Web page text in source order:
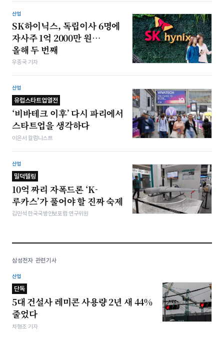
산업
SK하이닉스, 독립이사 6명에
자사주 1억 2000만 원…
올해 두 번째
우종국 기자
산업
유럽스타트업열전
‘비바테크 이후’ 다시 파리에서
스타트업을 생각하다
이은서 칼럼니스트
산업
밀덕텔링
10억 짜리 자폭드론 ‘K-
루카스’가 풀어야 할 진짜 숙제
김민석 한국국방안보포럼 연구위원
삼성전자 관련기사
산업
단독
5대 건설사 레미콘 사용량 2년 새 44%
줄었다
차형조 기자